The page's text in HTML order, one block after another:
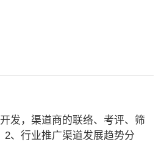
发，渠道商的联络、考评、筛
2、行业推广渠道发展趋势分